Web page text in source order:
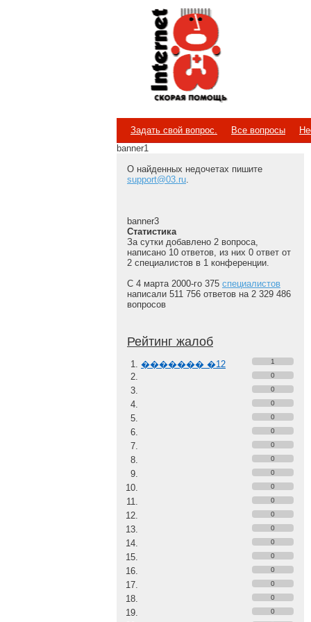
Internet
Скорая помощь
Задать свой вопрос. Все вопросы
banner1
О найденных недочетах пишите
support@03.ru.
banner3
Статистика
За сутки добавлено 2 вопроса,
написано 10 ответов, из них 0 ответ от
2 специалистов в 1 конференции.
С 4 марта 2000-го 375 специалистов
написали 511 756 ответов на 2 329 486
вопросов
Рейтинг жалоб
������� �12
1
0
0
0
0
0
0
0
0
0
0
0
0
0
0
0
0
0
0